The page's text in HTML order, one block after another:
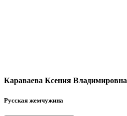
Караваева Ксения Владимировна
Русская жемчужина